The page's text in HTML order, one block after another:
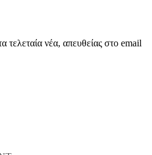
τελεταία νέα, απευθείας στο email